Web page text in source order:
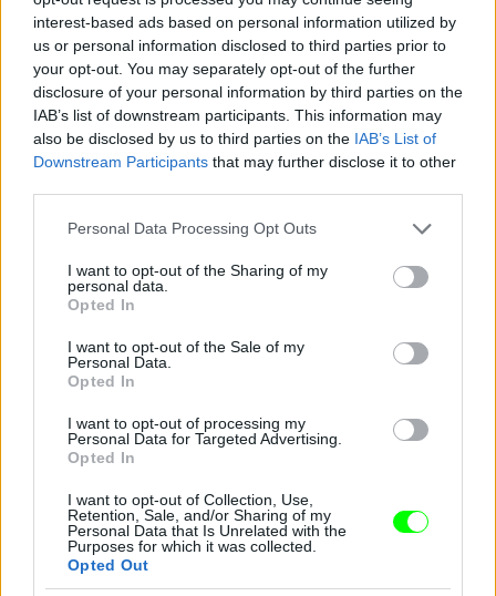
interest-based ads based on personal information utilized by
us or personal information disclosed to third parties prior to
your opt-out. You may separately opt-out of the further
disclosure of your personal information by third parties on the
IAB’s list of downstream participants. This information may
also be disclosed by us to third parties on the IAB’s List of
Downstream Participants that may further disclose it to other
Please note that this website/app uses one or more Google
not limited to your visit or usage behaviour. You may click to
grant or deny consent to Google and its third-party tags to
use your data for below specified purposes in below Google
consent section.
Personal Data Processing Opt Outs
I want to opt-out of the Sharing of my
personal data.
Opted In
I want to opt-out of the Sale of my
Personal Data.
Opted In
I want to opt-out of processing my
Personal Data for Targeted Advertising.
Opted In
I want to opt-out of Collection, Use,
Retention, Sale, and/or Sharing of my
Personal Data that Is Unrelated with the
Purposes for which it was collected.
Opted Out
Jön még kép!